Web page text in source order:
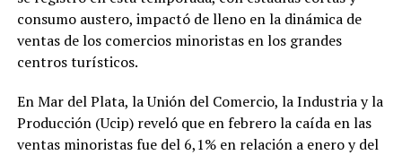
consumo austero, impactó de lleno en la dinámica de
ventas de los comercios minoristas en los grandes
centros turísticos.
En Mar del Plata, la Unión del Comercio, la Industria y la
Producción (Ucip) reveló que en febrero la caída en las
ventas minoristas fue del 6,1% en relación a enero y del